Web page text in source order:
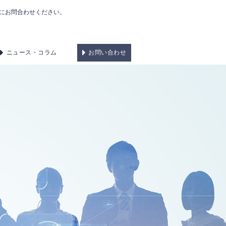
問合わせください。
ニュース・コラム お問い合わせ